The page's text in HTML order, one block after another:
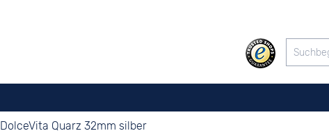
DolceVita Quarz 32mm silber